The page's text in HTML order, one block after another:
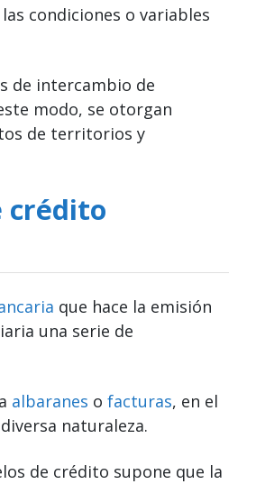
condiciones o variables
de intercambio de
modo, se otorgan
de territorios y
crédito
que hace la emisión
una serie de
albaranes o facturas, en el
naturaleza.
de crédito supone que la